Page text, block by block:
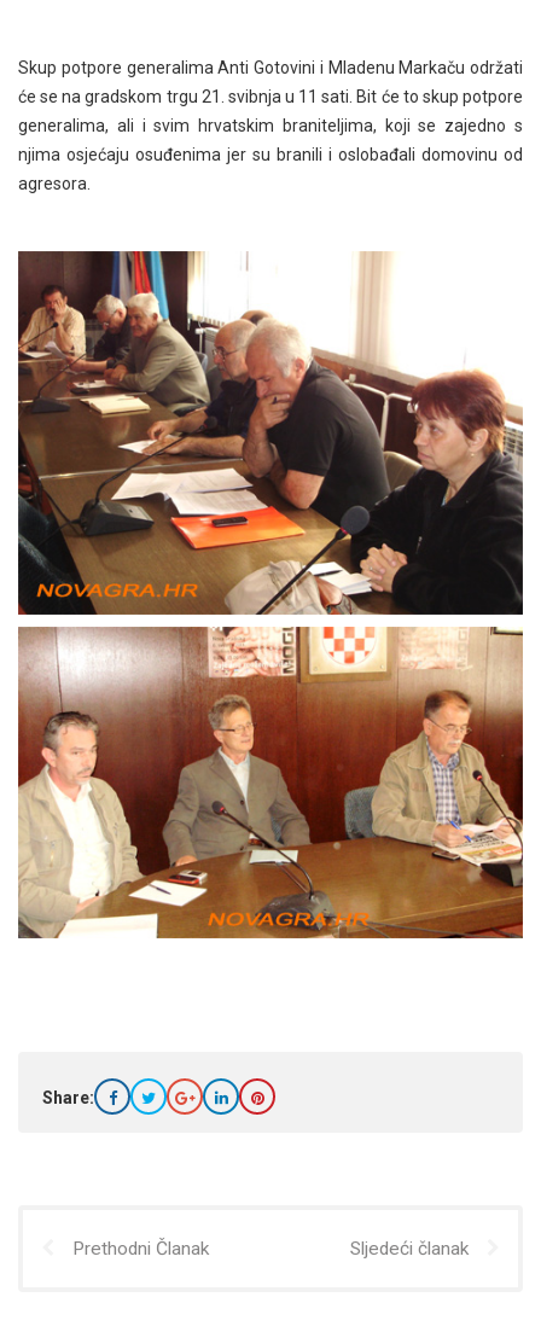
Skup potpore generalima Anti Gotovini i Mladenu Markaču održati
će se na gradskom trgu 21. svibnja u 11 sati. Bit će to skup potpore
generalima, ali i svim hrvatskim braniteljima, koji se zajedno s
njima osjećaju osuđenima jer su branili i oslobađali domovinu od
agresora.
Share:
Prethodni Članak Sljedeći članak